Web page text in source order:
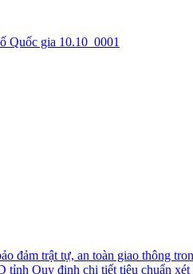
Quốc gia 10.10_0001
đảm trật tự, an toàn giao thông
Quy định chi tiết tiêu chuẩn